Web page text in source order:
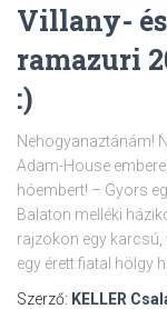
Villany-
ramazuri
:)
Nehogyanaztánám!
Adam-House
hóembert! – Gyors
Balaton melléki
rajzokon egy karcsú,
egy érett fiatal hölgy
Szerző: KELLER